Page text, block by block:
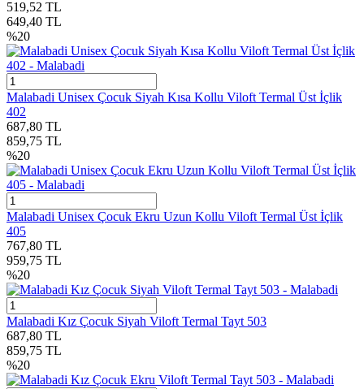
519,52 TL
649,40 TL
%20
Malabadi Unisex Çocuk Siyah Kısa Kollu Viloft Termal Üst İçlik
402
687,80 TL
859,75 TL
%20
Malabadi Unisex Çocuk Ekru Uzun Kollu Viloft Termal Üst İçlik
405
767,80 TL
959,75 TL
%20
Malabadi Kız Çocuk Siyah Viloft Termal Tayt 503
687,80 TL
859,75 TL
%20